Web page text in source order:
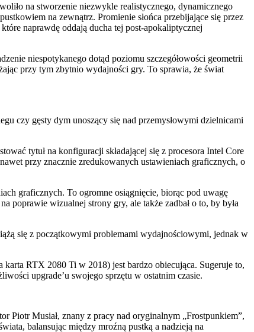
na stworzenie niezwykle realistycznego, dynamicznego
na zewnątrz. Promienie słońca przebijające się przez
naprawdę oddają ducha tej post-apokaliptycznej
niespotykanego dotąd poziomu szczegółowości geometrii
przy tym zbytnio wydajności gry. To sprawia, że świat
czy gęsty dym unoszący się nad przemysłowymi dzielnicami
tytuł na konfiguracji składającej się z procesora Intel Core
przy znacznie zredukowanych ustawieniach graficznych, o
graficznych. To ogromne osiągnięcie, biorąc pod uwagę
poprawie wizualnej strony gry, ale także zadbał o to, by była
się z początkowymi problemami wydajnościowymi, jednak w
RTX 2080 Ti w 2018) jest bardzo obiecująca. Sugeruje to,
upgrade’u swojego sprzętu w ostatnim czasie.
Piotr Musiał, znany z pracy nad oryginalnym „Frostpunkiem”,
balansując między mroźną pustką a nadzieją na